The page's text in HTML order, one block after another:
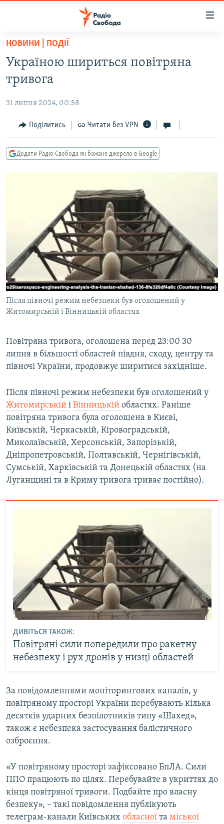
Перейти
основного
матеріалу
Перейти
до
навігації
Перейти
до
ВСЕ ЗА ДОБУ
СТАТТІ
ПОЛІТИКА
ЕКОНОМІКА
КУЛЬТУРА
ВІЙНА
РОСІЙСЬКА «ФІЛЬТРАЦІЯ»
КРИМ.РЕАЛІЇ
КИТАЙ.ВИКЛИКИ
МУЛЬТИМЕДІА
ФОТО
СПЕЦПРОЄКТИ
ПОДКАСТИ
КРИМ РЕАЛІЇ
УКР
КТАТ
ДОЛУЧАЙСЯ!
Усі сайти RFE/RL
НОВИНИ | ПОДІЇ
Україною шириться повітряна
тривога
31 липня 2024, 00:58
Поділитись Читати без VPN
Додати Радіо Свобода як бажане джерело в Google
Після півночі режим небезпеки був оголошений у
Житомирській і Вінницькій областях
Повітряна тривога, оголошена перед 23:00 30
липня в більшості областей півдня, сходу, центру та
півночі України, продовжує ширитися західніше.
Після півночі режим небезпеки був оголошений у
Житомирській і Вінницькій областях. Раніше
повітряна тривога була оголошена в Києві,
Київській, Черкаській, Кіровоградській,
Миколаївській, Херсонській, Запорізькій,
Дніпропетровській, Полтавській, Чернігівській,
Сумській, Харківській та Донецькій областях (на
Луганщині та в Криму тривога триває постійно).
ДИВІТЬСЯ ТАКОЖ:
Повітряні сили попередили про ракетну
небезпеку і рух дронів у низці областей
За повідомленнями моніторингових каналів, у
повітряному просторі України перебувають кілька
десятків ударних безпілотників типу «Шахед»,
також є небезпека застосування балістичного
озброєння.
«У повітряному просторі зафіксовано БпЛА. Сили
ППО працюють по цілях. Перебувайте в укриттях до
кінця повітряної тривоги. Подбайте про власну
безпеку», – такі повідомлення публікують
телеграм-канали Київських обласної та міської